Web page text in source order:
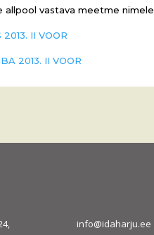
allpool vastava meetme
2013. II VOOR
2013. II VOOR
info@idaharju.ee